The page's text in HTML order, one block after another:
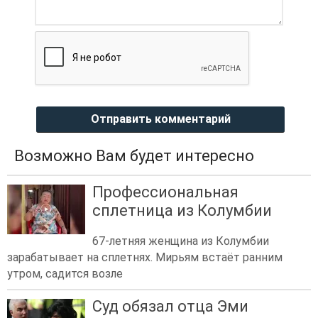
Отправить комментарий
Возможно Вам будет интересно
Профессиональная
сплетница из Колумбии
67-летняя женщина из Колумбии
зарабатывает на сплетнях. Мирьям встаёт ранним
утром, садится возле
Суд обязал отца Эми